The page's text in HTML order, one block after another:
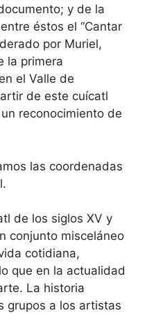
y de la
éstos el “Cantar
por Muriel,
la primera
el Valle de
de este cuícatl
reconocimiento de
las coordenadas
de los siglos XV y
conjunto misceláneo
cotidiana,
que en la actualidad
La historia
grupos a los artistas